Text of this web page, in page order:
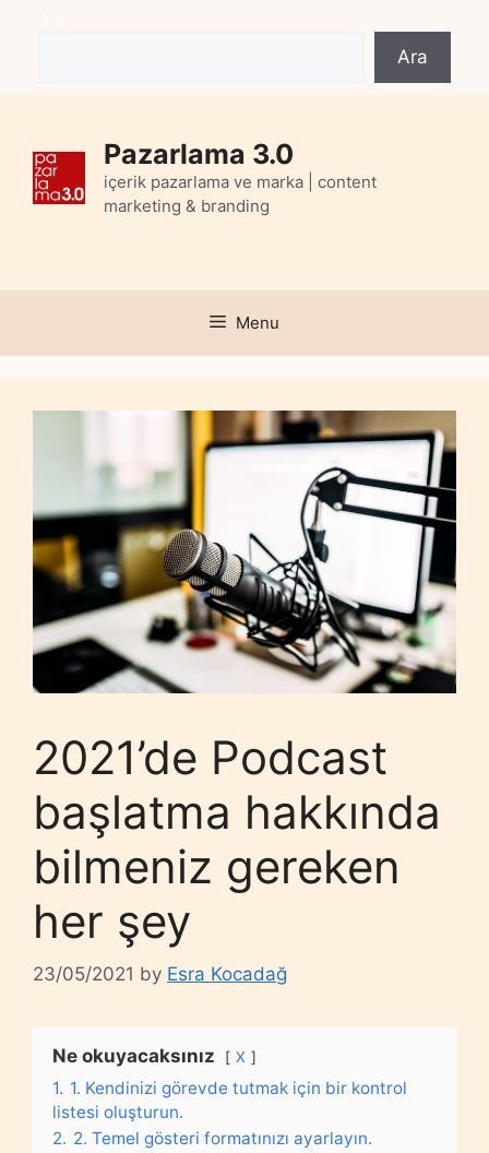
Ara
Pazarlama 3.0
içerik pazarlama ve marka | content
marketing & branding
Menu
2021’de Podcast
başlatma hakkında
bilmeniz gereken
her şey
23/05/2021 by Esra Kocadağ
Ne okuyacaksınız X
1. 1. Kendinizi görevde tutmak için bir kontrol
listesi oluşturun.
2. 2. Temel gösteri formatınızı ayarlayın.